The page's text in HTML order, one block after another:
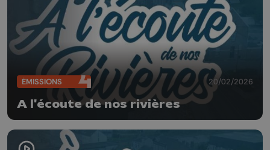
ÉMISSIONS 20/02/2026
A l'écoute de nos rivières